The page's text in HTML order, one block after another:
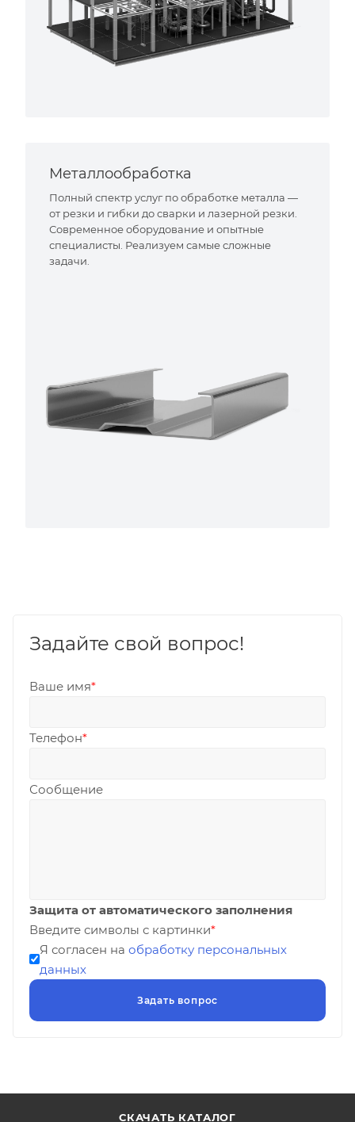
Металлообработка
Полный спектр услуг по обработке металла —
от резки и гибки до сварки и лазерной резки.
Современное оборудование и опытные
специалисты. Реализуем самые сложные
задачи.
Задайте свой вопрос!
Ваше имя*
Телефон*
Сообщение
Защита от автоматического заполнения
Введите символы с картинки*
Я согласен на обработку персональных
данных
СКАЧАТЬ КАТАЛОГ